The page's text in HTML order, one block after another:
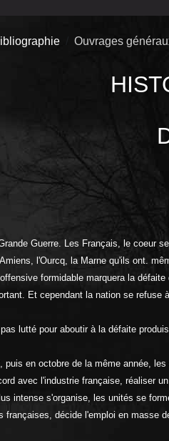
Ouvrages
Guerre. Les Français, le coeur
l'Ourcq, la Marne qu'ils ont.
formidable marquera la
Et cependant la nation se
lutté pour aboutir à la défaite
puis en octobre de la même année,
avec l'industrie française, réaliser
intense s'organise, les unités se
françaises, décide l'emploi en masse